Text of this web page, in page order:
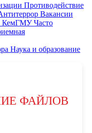
Противодействие
Вакансии
КемГМУ Часто
Наука и образование
Российской
Федерации
ФАЙЛОВ